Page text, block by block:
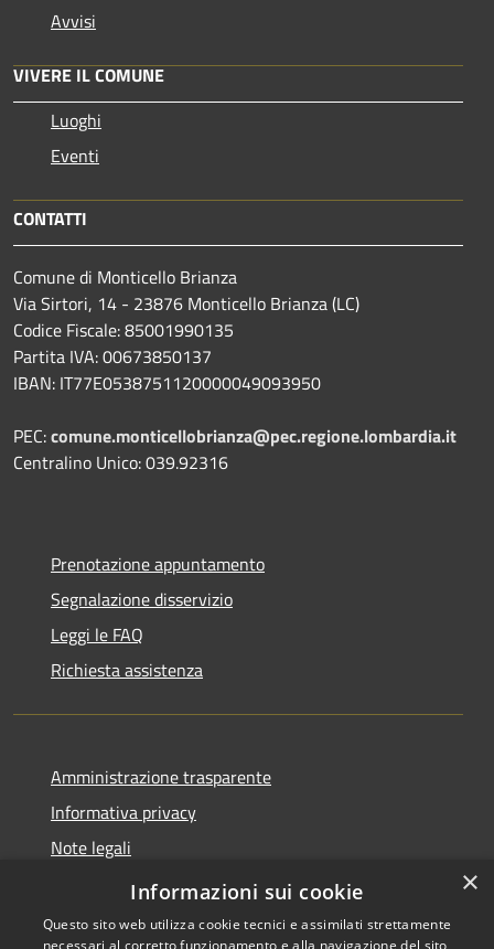
Avvisi
VIVERE IL COMUNE
Luoghi
Eventi
CONTATTI
Comune di Monticello Brianza
Via Sirtori, 14 - 23876 Monticello Brianza (LC)
Codice Fiscale: 85001990135
Partita IVA: 00673850137
IBAN: IT77E0538751120000049093950
PEC:comune.monticellobrianza@pec.regione.lombardia.it
Centralino Unico: 039.92316
Prenotazione appuntamento
Segnalazione disservizio
Leggi le FAQ
Richiesta assistenza
Amministrazione trasparente
Informativa privacy
Note legali
Dichiarazione di accessibilità
×
Informazioni sui cookie
Questo sito web utilizza cookie tecnici e assimilati strettamente
necessari al corretto funzionamento e alla navigazione del sito,